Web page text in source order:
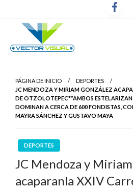
PÁGINA DE INICIO
DEPORTES
JC MENDOZA Y MIRIAM GONZÁLEZ
DE OTZOLOTEPEC**AMBOS ESTELARIZAN
DOMINAN A CERCA DE 600 FONDISTAS,
MAYRA SÁNCHEZ Y GUSTAVO MAYA
DEPORTES
JC Mendoza y
acaparanla XXIV